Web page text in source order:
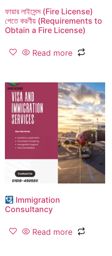
ফায়ার লাইসেন্স (Fire License)
পেতে করণীয় (Requirements to
Obtain a Fire License)
Read more
Immigration
Consultancy
Read more